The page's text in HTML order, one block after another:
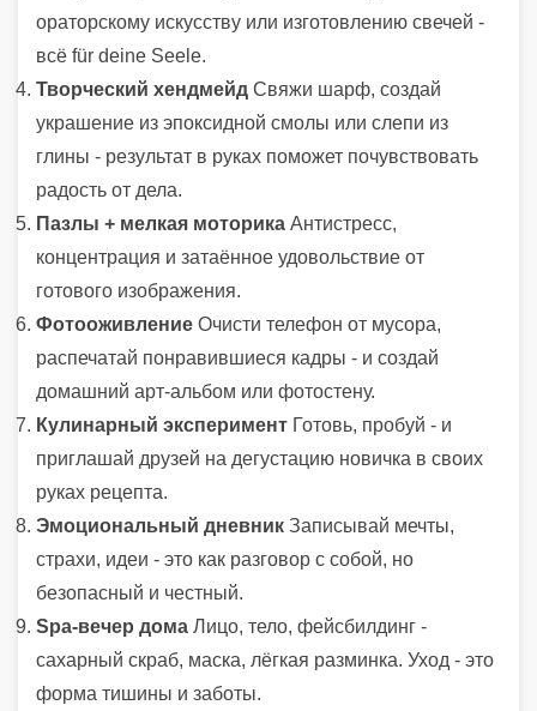
ораторскому искусству или изготовлению свечей -
всё für deine Seele.
Творческий хендмейд Свяжи шарф, создай
украшение из эпоксидной смолы или слепи из
глины - результат в руках поможет почувствовать
радость от дела.
Пазлы + мелкая моторика Антистресс,
концентрация и затаённое удовольствие от
готового изображения.
Фотооживление Очисти телефон от мусора,
распечатай понравившиеся кадры - и создай
домашний арт‑альбом или фотостену.
Кулинарный эксперимент Готовь, пробуй - и
приглашай друзей на дегустацию новичка в своих
руках рецепта.
Эмоциональный дневник Записывай мечты,
страхи, идеи - это как разговор с собой, но
безопасный и честный.
Spa-вечер дома Лицо, тело, фейсбилдинг -
сахарный скраб, маска, лёгкая разминка. Уход - это
форма тишины и заботы.